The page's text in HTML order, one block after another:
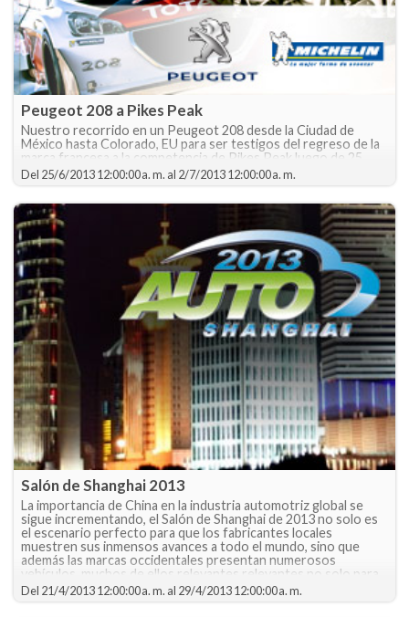
Peugeot 208 a Pikes Peak
Nuestro recorrido en un Peugeot 208 desde la Ciudad de
México hasta Colorado, EU para ser testigos del regreso de la
marca francesa a la competencia de Pikes Peak luego de 25
años.
Del 25/6/2013 12:00:00 a. m. al 2/7/2013 12:00:00 a. m.
Salón de Shanghai 2013
La importancia de China en la industria automotriz global se
sigue incrementando, el Salón de Shanghai de 2013 no solo es
el escenario perfecto para que los fabricantes locales
muestren sus inmensos avances a todo el mundo, sino que
además las marcas occidentales presentan numerosos
vehículos, muchos de ellos relevantes relevantes no solo para
aquel mercado, sino de repercución global.
Del 21/4/2013 12:00:00 a. m. al 29/4/2013 12:00:00 a. m.